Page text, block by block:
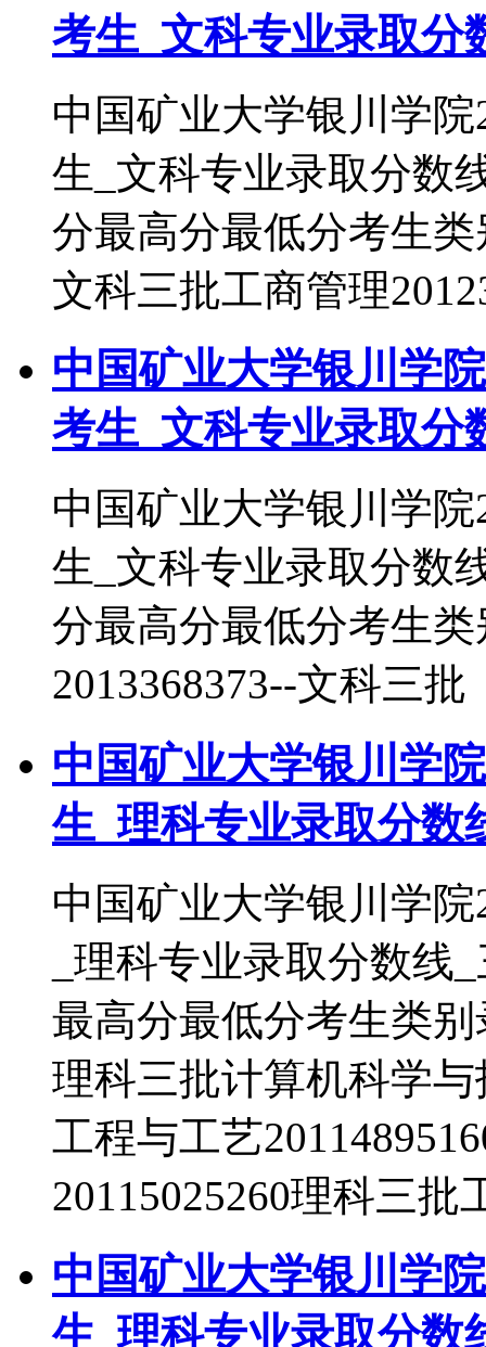
考生_文科专业录取分
中国矿业大学银川学
生_文科专业录取分数
分最高分最低分考生类
文科三批工商管理
中国矿业大学银川学
考生_文科专业录取分
中国矿业大学银川学
生_文科专业录取分数
分最高分最低分考生
2013368373--文科三批
中国矿业大学银川学
生_理科专业录取分数
中国矿业大学银川学
_理科专业录取分数线
最高分最低分考生类别
理科三批计算机科学与
工程与工艺
20115025260理科三批
中国矿业大学银川学
生_理科专业录取分数